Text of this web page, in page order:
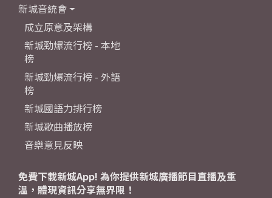
新城音統會
成立原意及架構
新城勁爆流行榜 - 本地
榜
新城勁爆流行榜 - 外語
榜
新城國語力排行榜
新城歌曲播放榜
音樂意見反映
免費下載新城App! 為你提供新城廣播節目直播及重
溫，體現資訊分享無界限！